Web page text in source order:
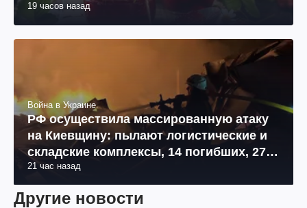
19 часов назад
Война в Украине
РФ осуществила массированную атаку
на Киевщину: пылают логистические и
складские комплексы, 14 погибших, 27
раненых (фото, видео)
21 час назад
Другие новости